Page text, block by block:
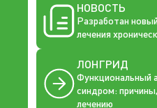
НОВОСТЬ
Разработан
лечения
ЛОНГРИД
Функциональный
синдром:
лечению